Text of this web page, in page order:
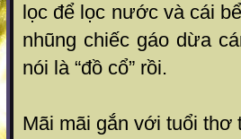
lọc để lọc nước và cái
nhũng chiếc gáo dừa
nói là “đồ cổ” rồi.
Mãi mãi gắn với tuổi